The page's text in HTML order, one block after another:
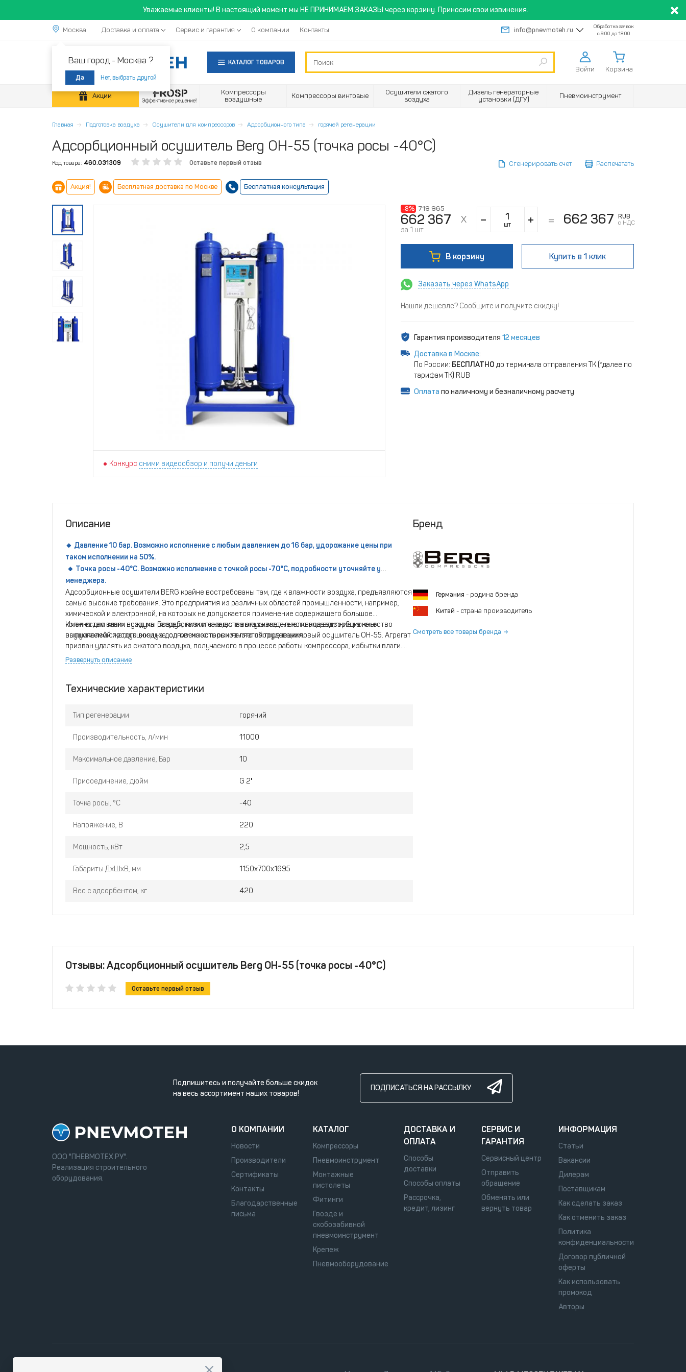
Уважаемые клиенты! В настоящий момент мы НЕ ПРИНИМАЕМ ЗАКАЗЫ через корзину. Приносим свои извинения.
Москва
Ваш город - Москва ?
Да Нет, выбрать другой
Доставка и оплата Сервис и гарантия О компании Контакты info@pnevmoteh.ru
Обработка заявок
с 9:00 до 18:00
КАТАЛОГ ТОВАРОВ
Войти Корзина
Акции
Компрессоры
воздушные
Компрессоры винтовые
Осушители сжатого
воздуха
Дизель генераторные
установки (ДГУ)
Пневмоинструмент
Главная Подготовка воздуха Осушители для компрессоров Адсорбционного типа горячей регенерации
Адсорбционный осушитель Berg ОН-55 (точка росы -40°С)
Код товара: 460.031309 Оставьте первый отзыв Сгенерировать счет Распечатать
Акция! Бесплатная доставка по Москве Бесплатная консультация
Конкурс сними видеообзор и получи деньги
-8% 719 965
662 367
за 1 шт.
шт 662 367
RUB
с НДС
В корзину Купить в 1 клик
Заказать через WhatsApp
Нашли дешевле? Сообщите и получите скидку!
Гарантия производителя 12 месяцев
Доставка в Москве:
По России: БЕСПЛАТНО до терминала отправления ТК (*далее по
тарифам ТК) RUB
Оплата по наличному и безналичному расчету
Описание
🔸 Давление 10 бар. Возможно исполнение с любым давлением до 16 бар, удорожание цены при
таком исполнении на 50%.
🔸 Точка росы -40°С. Возможно исполнение с точкой росы -70°С, подробности уточняйте у
менеджера.
Адсорбционные осушители BERG крайне востребованы там, где к влажности воздуха, предъявляются
самые высокие требования. Это предприятия из различных областей промышленности, например,
химической и электронной, на которых не допускается применение содержащего большое
количество влаги воздуха. Воздух, низкого качества оказывает негативное влияние на качество
выпускаемой продукции и на долговечность основного оборудования.
Именно для таких нужд мы разработали и наладили выпуск модельного ряда адсорбционных
осушителей сжатого воздуха, одним из которых является горячецикловый осушитель ОН-55. Агрегат
призван удалять из сжатого воздуха, получаемого в процессе работы компрессора, избытки влаги.
Модель отличается надежностью и простотой в эксплуатации.
Развернуть описание
Технические характеристики
Тип регенерации горячий
Производительность, л/мин 11000
Максимальное давление, Бар 10
Присоединение, дюйм G 2"
Точка росы, °С -40
Напряжение, В 220
Мощность, кВт 2,5
Габариты ДхШхВ, мм 1150х700х1695
Вес с адсорбентом, кг 420
Бренд
Германия - родина бренда
Китай - страна производитель
Смотреть все товары бренда
Отзывы: Адсорбционный осушитель Berg ОН-55 (точка росы -40°С)
Оставьте первый отзыв
Подпишитесь и получайте больше скидок
на весь ассортимент наших товаров!
ПОДПИСАТЬСЯ НА РАССЫЛКУ
ООО "ПНЕВМОТЕХ.РУ".
Реализация строительного
оборудования.
О КОМПАНИИ
Новости
Производители
Сертификаты
Контакты
Благодарственные
письма
КАТАЛОГ
Компрессоры
Пневмоинструмент
Монтажные
пистолеты
Фитинги
Гвозде и
скобозабивной
пневмоинструмент
Крепеж
Пневмооборудование
ДОСТАВКА И
ОПЛАТА
Способы
доставки
Способы оплаты
Рассрочка,
кредит, лизинг
СЕРВИС И
ГАРАНТИЯ
Сервисный центр
Отправить
обращение
Обменять или
вернуть товар
ИНФОРМАЦИЯ
Статьи
Вакансии
Дилерам
Поставщикам
Как сделать заказ
Как отменить заказ
Политика
конфиденциальности
Договор публичной
оферты
Как использовать
промокод
Авторы